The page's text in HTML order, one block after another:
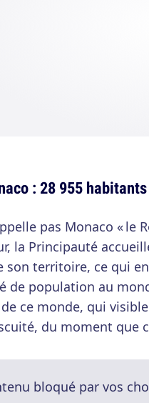
: 28 955
pas Monaco «
la Principauté
son territoire, ce qui
de population au
ce monde, qui
du moment que
bloqué par vos